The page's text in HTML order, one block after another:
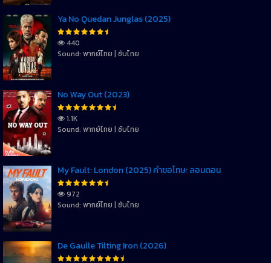
Ya No Quedan Junglas (2025)
440
Sound: พากย์ไทย | ซับไทย
No Way Out (2023)
1.1K
Sound: พากย์ไทย | ซับไทย
My Fault: London (2025) คำขอโทษ: ลอนดอน
972
Sound: พากย์ไทย | ซับไทย
De Gaulle Tilting Iron (2026)